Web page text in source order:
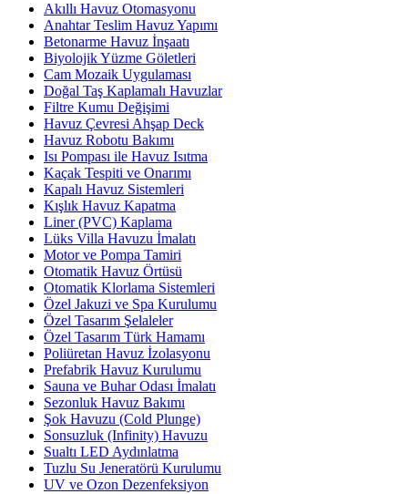
Akıllı Havuz Otomasyonu
Anahtar Teslim Havuz Yapımı
Betonarme Havuz İnşaatı
Biyolojik Yüzme Göletleri
Cam Mozaik Uygulaması
Doğal Taş Kaplamalı Havuzlar
Filtre Kumu Değişimi
Havuz Çevresi Ahşap Deck
Havuz Robotu Bakımı
Isı Pompası ile Havuz Isıtma
Kaçak Tespiti ve Onarımı
Kapalı Havuz Sistemleri
Kışlık Havuz Kapatma
Liner (PVC) Kaplama
Lüks Villa Havuzu İmalatı
Motor ve Pompa Tamiri
Otomatik Havuz Örtüsü
Otomatik Klorlama Sistemleri
Özel Jakuzi ve Spa Kurulumu
Özel Tasarım Şelaleler
Özel Tasarım Türk Hamamı
Poliüretan Havuz İzolasyonu
Prefabrik Havuz Kurulumu
Sauna ve Buhar Odası İmalatı
Sezonluk Havuz Bakımı
Şok Havuzu (Cold Plunge)
Sonsuzluk (Infinity) Havuzu
Sualtı LED Aydınlatma
Tuzlu Su Jeneratörü Kurulumu
UV ve Ozon Dezenfeksiyon